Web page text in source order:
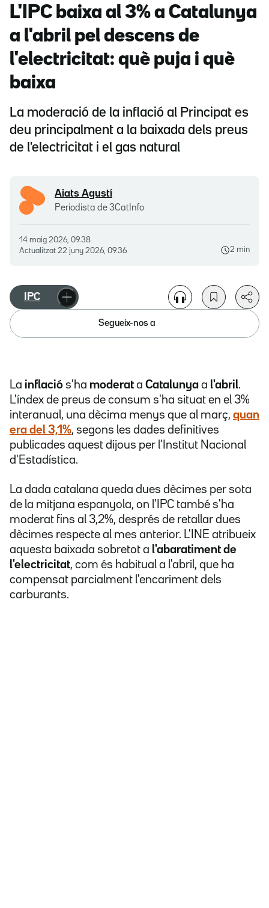
L'IPC baixa al 3% a Catalunya
a l'abril pel descens de
l'electricitat: què puja i què
baixa
La moderació de la inflació al Principat es
deu principalment a la baixada dels preus
de l'electricitat i el gas natural
Aiats Agustí
Periodista de 3CatInfo
14 maig 2026, 09.38
Actualitzat 22 juny 2026, 09.36 2 min
IPC
Segueix-nos a
La inflació s'ha moderat a Catalunya a l'abril.
L'índex de preus de consum s'ha situat en el 3%
interanual, una dècima menys que al març, quan
era del 3,1%, segons les dades definitives
publicades aquest dijous per l'Institut Nacional
d'Estadística.
La dada catalana queda dues dècimes per sota
de la mitjana espanyola, on l'IPC també s'ha
moderat fins al 3,2%, després de retallar dues
dècimes respecte al mes anterior. L'INE atribueix
aquesta baixada sobretot a l'abaratiment de
l'electricitat, com és habitual a l'abril, que ha
compensat parcialment l'encariment dels
carburants.